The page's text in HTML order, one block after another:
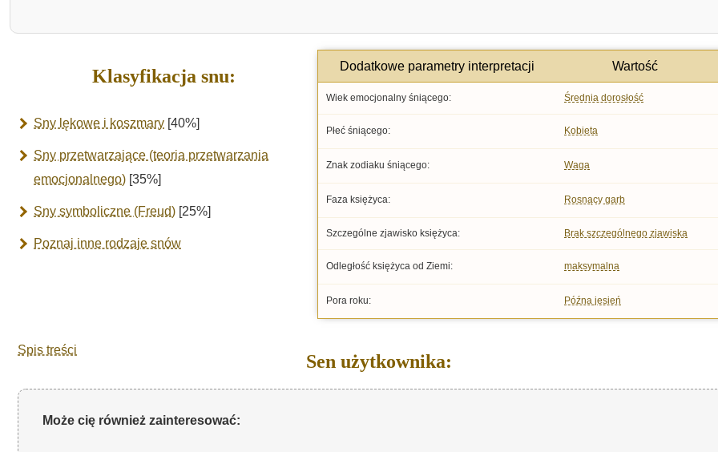
Klasyfikacja snu:
Sny lękowe i koszmary [40%]
Sny przetwarzające (teoria przetwarzania
emocjonalnego) [35%]
Sny symboliczne (Freud) [25%]
Poznaj inne rodzaje snów
Dodatkowe parametry interpretacji Wartość
Wiek emocjonalny śniącego: Średnia dorosłość
Płeć śniącego: Kobieta
Znak zodiaku śniącego: Waga
Faza księżyca: Rosnący garb
Szczególne zjawisko księżyca: Brak szczególnego zjawiska
Odległość księżyca od Ziemi: maksymalna
Pora roku: Późna jesień
Spis treści
Sen użytkownika:
Może cię również zainteresować: